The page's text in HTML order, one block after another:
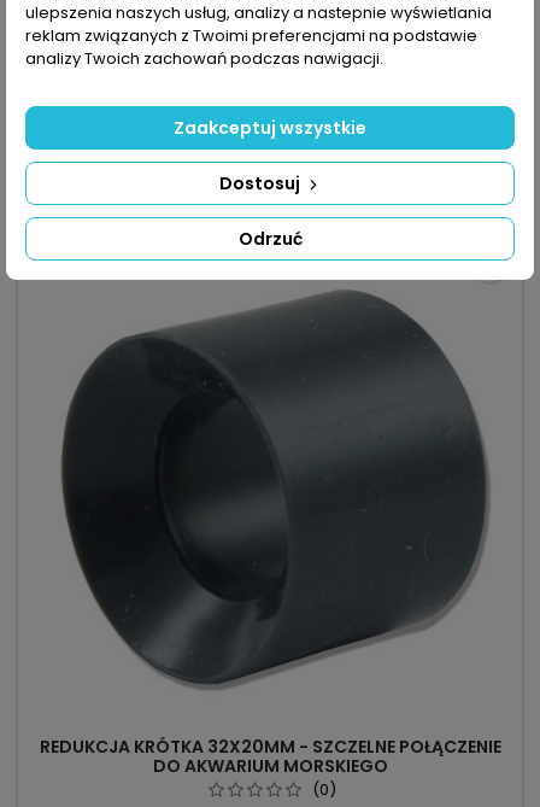
(0)
Trójnik PCV 90st 20mm — 3-drożne złącze z PCV do instalacji
mm. Średnica 20 mm – dopasowanie do rur 20 mm. Kąt 90°
– rozgałęzienie instalacji pod kątem prostym. Materiał PCV –
kompatybilność z systemami rurowymi PCV.
4,36 zł
 Dodaj do koszyka
W magazynie
REDUKCJA KRÓTKA 32X20MM - SZCZELNE POŁĄCZENIE
DO AKWARIUM MORSKIEGO
(0)
favorite_border
ulepszenia naszych usług, analizy a nastepnie wyświetlania
reklam związanych z Twoimi preferencjami na podstawie
analizy Twoich zachowań podczas nawigacji.
Odrzuć
Dostosuj
Zaakceptuj wszystkie